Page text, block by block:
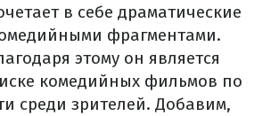
в себе драматические
фрагментами.
этому он является
комедийных фильмов по
среди зрителей. Добавим,